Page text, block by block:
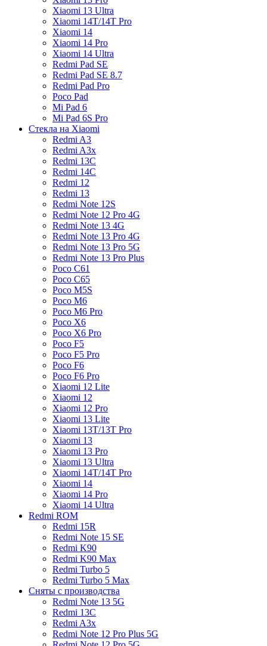
Xiaomi 13 Ultra
Xiaomi 14T/14T Pro
Xiaomi 14
Xiaomi 14 Pro
Xiaomi 14 Ultra
Redmi Pad SE
Redmi Pad SE 8.7
Redmi Pad Pro
Poco Pad
Mi Pad 6
Mi Pad 6S Pro
Стекла на Xiaomi
Redmi A3
Redmi A3x
Redmi 13C
Redmi 14C
Redmi 12
Redmi 13
Redmi Note 12S
Redmi Note 12 Pro 4G
Redmi Note 13 4G
Redmi Note 13 Pro 4G
Redmi Note 13 Pro 5G
Redmi Note 13 Pro Plus
Poco C61
Poco C65
Poco M5S
Poco M6
Poco M6 Pro
Poco X6
Poco X6 Pro
Poco F5
Poco F5 Pro
Poco F6
Poco F6 Pro
Xiaomi 12 Lite
Xiaomi 12
Xiaomi 12 Pro
Xiaomi 13 Lite
Xiaomi 13T/13T Pro
Xiaomi 13
Xiaomi 13 Pro
Xiaomi 13 Ultra
Xiaomi 14T/14T Pro
Xiaomi 14
Xiaomi 14 Pro
Xiaomi 14 Ultra
Redmi ROM
Redmi 15R
Redmi Note 15 SE
Redmi K90
Redmi K90 Max
Redmi Turbo 5
Redmi Turbo 5 Max
Сняты с производства
Redmi Note 13 5G
Redmi 13C
Redmi A3x
Redmi Note 12 Pro Plus 5G